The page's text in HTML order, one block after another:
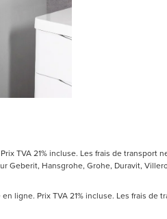
TVA 21% incluse. Les frais de
Hansgrohe, Grohe, Duravit,
ligne. Prix TVA 21% incluse. Les frais